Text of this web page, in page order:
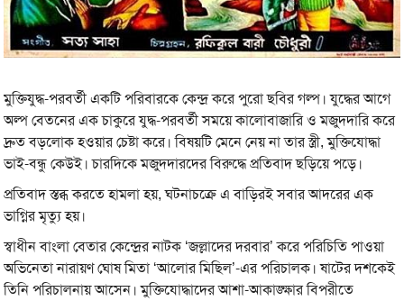
মুক্তিযুদ্ধ-পরবর্তী একটি পরিবারকে কেন্দ্র করে পুরো ছবির গল্প। যুদ্ধের আগে
অল্প বেতনের এক চাকুরে যুদ্ধ-পরবর্তী সময়ে কালোবাজারি ও মজুদদারি করে
দ্রুত বড়লোক হওয়ার চেষ্টা করে। বিষয়টি মেনে নেয় না তার স্ত্রী, মুক্তিযোদ্ধা
ভাই-বন্ধু কেউই। চারদিকে মজুদদারদের বিরুদ্ধে প্রতিবাদ ছড়িয়ে পড়ে।
প্রতিবাদ স্তব্ধ করতে হামলা হয়, ঘটনাচক্রে এ বাড়িরই সবার আদরের এক
ভাগ্নির মৃত্যু হয়।
স্বাধীন বাংলা বেতার কেন্দ্রের নাটক ‘জল্লাদের দরবার’ করে পরিচিতি পাওয়া
অভিনেতা নারায়ণ ঘোষ মিতা ‘আলোর মিছিল’-এর পরিচালক। ষাটের দশকেই
তিনি পরিচালনায় আসেন। মুক্তিযোদ্ধাদের আশা-আকাঙ্ক্ষার বিপরীতে